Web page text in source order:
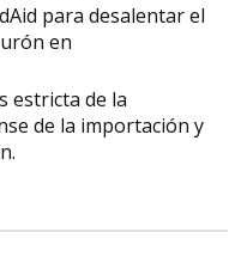
para desalentar el
en
estricta de la
de la importación y